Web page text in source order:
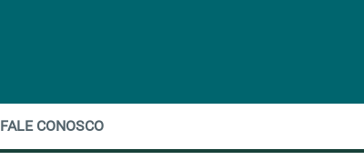
FALE CONOSCO